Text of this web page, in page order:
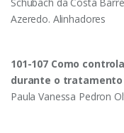
Azeredo. Alinhadores
101-107 Como
durante o tratamento
Paula Vanessa Pedron